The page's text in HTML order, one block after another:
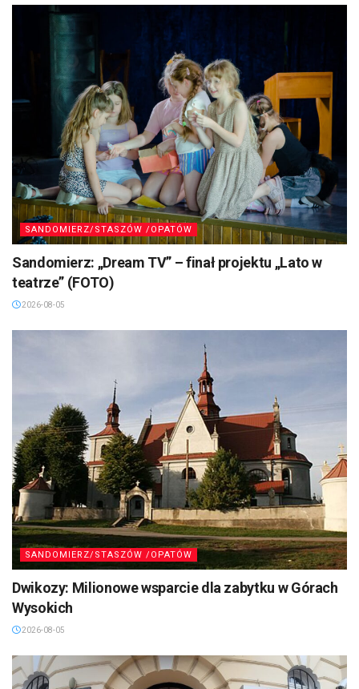
SANDOMIERZ/STASZÓW /OPATÓW
Sandomierz: „Dream TV” – finał projektu „Lato w
teatrze” (FOTO)
2026-08-05
SANDOMIERZ/STASZÓW /OPATÓW
Dwikozy: Milionowe wsparcie dla zabytku w Górach
Wysokich
2026-08-05